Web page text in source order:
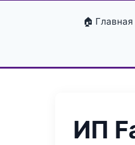
🏠 Главная
ИП